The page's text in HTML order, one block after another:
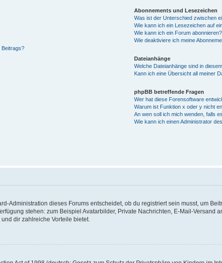
Beitrags?
Abonnements und Lesezeichen
Was ist der Unterschied zwischen
Wie kann ich ein Lesezeichen auf
Wie kann ich ein Forum abonnieren?
Wie deaktiviere ich meine
Dateianhänge
Welche Dateianhänge sind in
Kann ich eine Übersicht all meiner
phpBB betreffende Fragen
Wer hat diese Forensoftware
Warum ist Funktion x oder y nicht
An wen soll ich mich wenden, falls
Wie kann ich einen Administrator
Administration dieses Forums entscheidet, ob du registriert sein musst, um
stehen: zum Beispiel Avatarbilder, Private Nachrichten, E-Mail-Versand
dir zahlreiche Vorteile bietet.